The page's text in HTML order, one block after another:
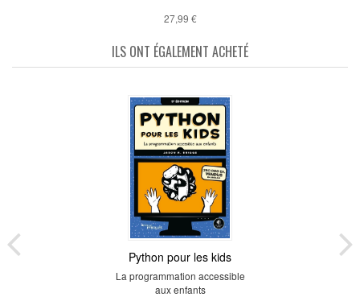
27,99 €
ILS ONT ÉGALEMENT ACHETÉ
Python pour les kids
La programmation accessible
aux enfants